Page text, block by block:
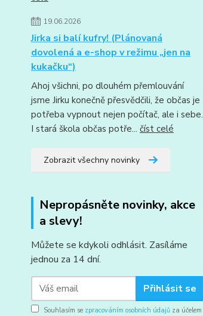
19.06.2026
Jirka si balí kufry! (Plánovaná
dovolená a e-shop v režimu „jen na
kukačku“)
Ahoj všichni, po dlouhém přemlouvání
jsme Jirku konečně přesvědčili, že občas je
potřeba vypnout nejen počítač, ale i sebe.
I stará škola občas potře... číst celé
Zobrazit všechny novinky
Nepropásněte novinky, akce
a slevy!
Můžete se kdykoli odhlásit. Zasíláme
jednou za 14 dní.
Přihlásit se
Souhlasím se zpracováním osobních údajů za účelem